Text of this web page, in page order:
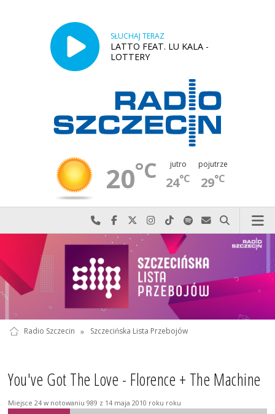
SŁUCHAJ TERAZ
LATTO FEAT. LU KALA -
LOTTERY
20°C jutro
24°C
pojutrze
29°C
Najlepiej po prostu do nas zadzwoń
Odwiedź nas na Facebook-u
Odwiedź nas na X
Odwiedź nas na Instagram-ie
Odwiedź nas na TikTok-u
Szukaj nas na Spotify
Wyślij do nas
Szukaj
Radio Szczecin » Szczecińska Lista Przebojów
You've Got The Love - Florence + The Machine
Miejsce 24 w notowaniu 989 z 14 maja 2010 roku roku